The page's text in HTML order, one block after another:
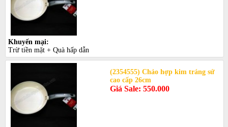
Khuyến mại:
Trừ tiền mặt + Quà hấp dẫn
(2354555) Chảo hợp kim tráng sứ
cao cấp 26cm
Giá Sale: 550.000